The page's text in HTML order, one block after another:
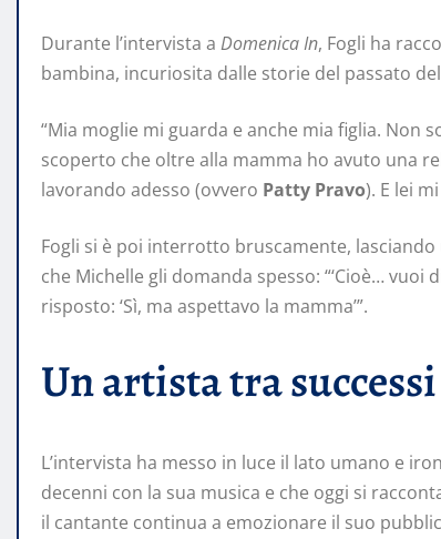
Durante l’intervista a Domenica In, Fogli ha
bambina, incuriosita dalle storie del passato
“Mia moglie mi guarda e anche mia figlia. Non
scoperto che oltre alla mamma ho avuto una
lavorando adesso (ovvero Patty Pravo). E lei
Fogli si è poi interrotto bruscamente,
che Michelle gli domanda spesso: “‘Cioè…
risposto: ‘Sì, ma aspettavo la mamma’”.
Un artista tra
L’intervista ha messo in luce il lato umano e
decenni con la sua musica e che oggi si
il cantante continua a emozionare il suo